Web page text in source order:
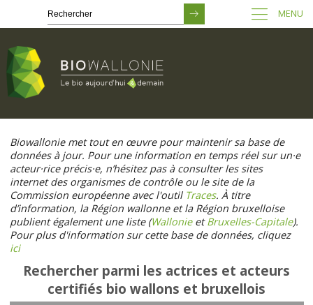
contenu
principal
MENU
Biowallonie met tout en œuvre pour maintenir sa base de
données à jour. Pour une information en temps réel sur un·e
acteur·rice précis·e, n’hésitez pas à consulter les sites
internet des organismes de contrôle ou le site de la
Commission européenne avec l'outil Traces. À titre
d’information, la Région wallonne et la Région bruxelloise
publient également une liste (WallonieetBruxelles-Capitale).
Pour plus d'information sur cette base de données, cliquez
ici
Rechercher parmi les actrices et acteurs
certifiés bio wallons et bruxellois